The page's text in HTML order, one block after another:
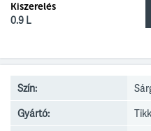
Kiszerelés
0.9 L
Szín:
Gyártó: